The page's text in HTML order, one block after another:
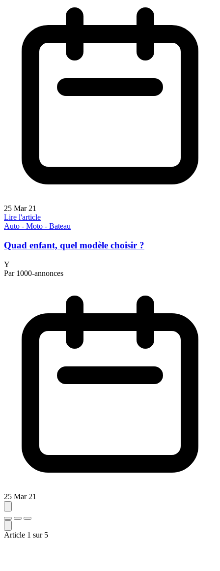
25 Mar 21
Lire l'article
Auto - Moto - Bateau
Quad enfant, quel modèle choisir ?
Y
Par 1000-annonces
25 Mar 21
Article 1 sur 5